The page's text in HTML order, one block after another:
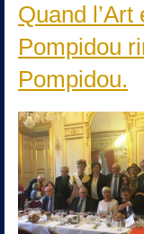
Quand
Pompidou
Pompidou.